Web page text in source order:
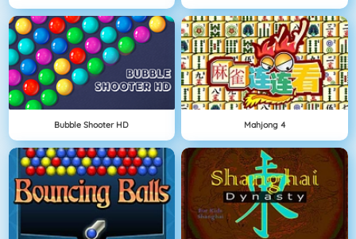
Bubble Shooter HD Mahjong 4